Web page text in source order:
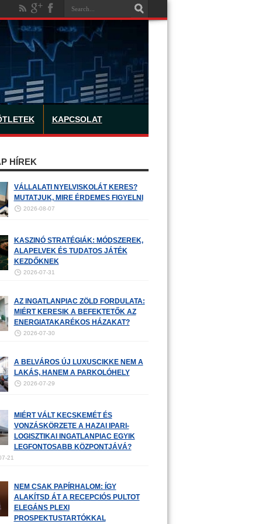
KAPCSOLAT
HÍREK
VÁLLALATI NYELVISKOLÁT KERES?
MUTATJUK, MIRE ÉRDEMES FIGYELNI
2026-08-07
KASZINÓ STRATÉGIÁK: MÓDSZEREK,
ALAPELVEK ÉS TUDATOS JÁTÉK
KEZDŐKNEK
2026-07-31
AZ INGATLANPIAC ZÖLD FORDULATA:
MIÉRT KERESIK A BEFEKTETŐK AZ
ENERGIATAKARÉKOS HÁZAKAT?
2026-07-30
A BELVÁROS ÚJ LUXUSCIKKE NEM A
LAKÁS, HANEM A PARKOLÓHELY
2026-07-29
MIÉRT VÁLT KECSKEMÉT ÉS
VONZÁSKÖRZETE A HAZAI IPARI-
LOGISZTIKAI INGATLANPIAC EGYIK
LEGFONTOSABB KÖZPONTJÁVÁ?
21
NEM CSAK PAPÍRHALOM: ÍGY
ALAKÍTSD ÁT A RECEPCIÓS PULTOT
ELEGÁNS PLEXI
PROSPEKTUSTARTÓKKAL